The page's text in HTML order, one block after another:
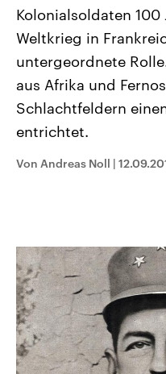
Alle Informationen
Sachsen-Anhalt wählt am
September 2026 einen
Landtag. Seit 2021 wird das
Bundesland von einer
CDU, SPD und FDP regiert.-
Umfragen, Prognosen,
Wahlprogramme, aktuelle
und Hintergründe zu den
und Kandidaten der
Wahl.
Sendungen
Kolonialsoldaten 100
Weltkrieg in
untergeordnete
aus Afrika und
Schlachtfeldern
entrichtet.
Von Andreas Noll |